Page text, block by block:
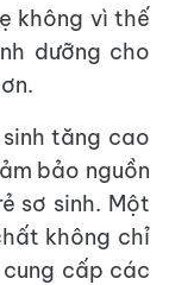
không vì thế
dưỡng cho
tăng cao
bảo nguồn
sơ sinh. Một
không chỉ
cấp các